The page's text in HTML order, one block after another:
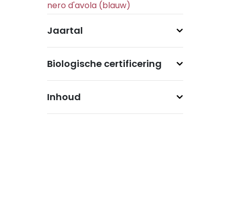
Jaartal
Biologische certificering
Inhoud